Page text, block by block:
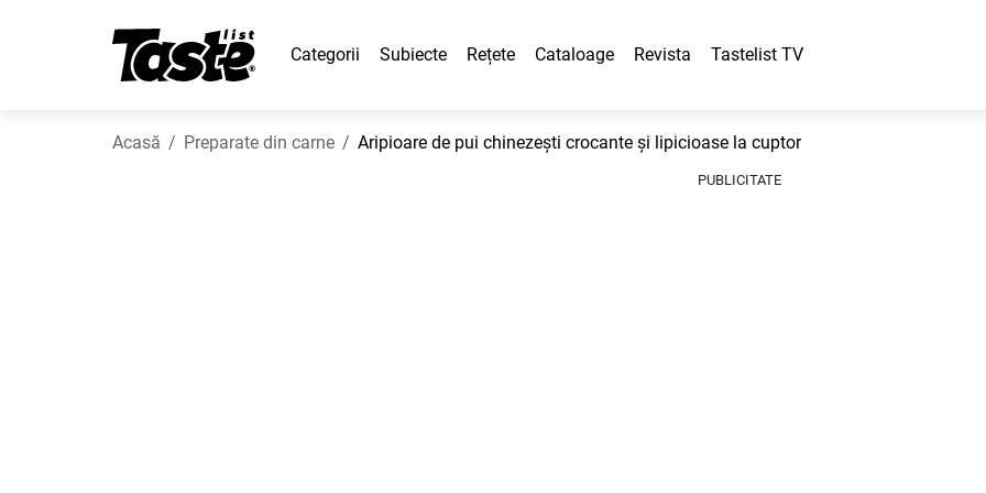
Categorii Subiecte Rețete Cataloage Revista Tastelist TV
Acasă Preparate din carne Aripioare de pui chinezești crocante și lipicioase la cuptor
PUBLICITATE